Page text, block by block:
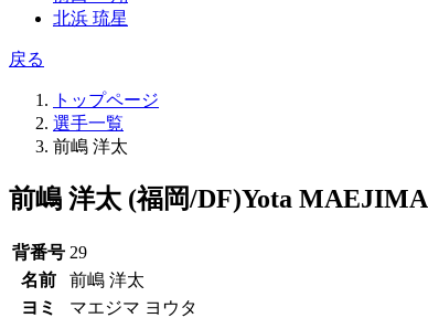
北浜 琉星
戻る
トップページ
選手一覧
前嶋 洋太
前嶋 洋太 (福岡/DF)Yota MAEJIMA
背番号 29
名前
前嶋 洋太
ヨミ
マエジマ ヨウタ